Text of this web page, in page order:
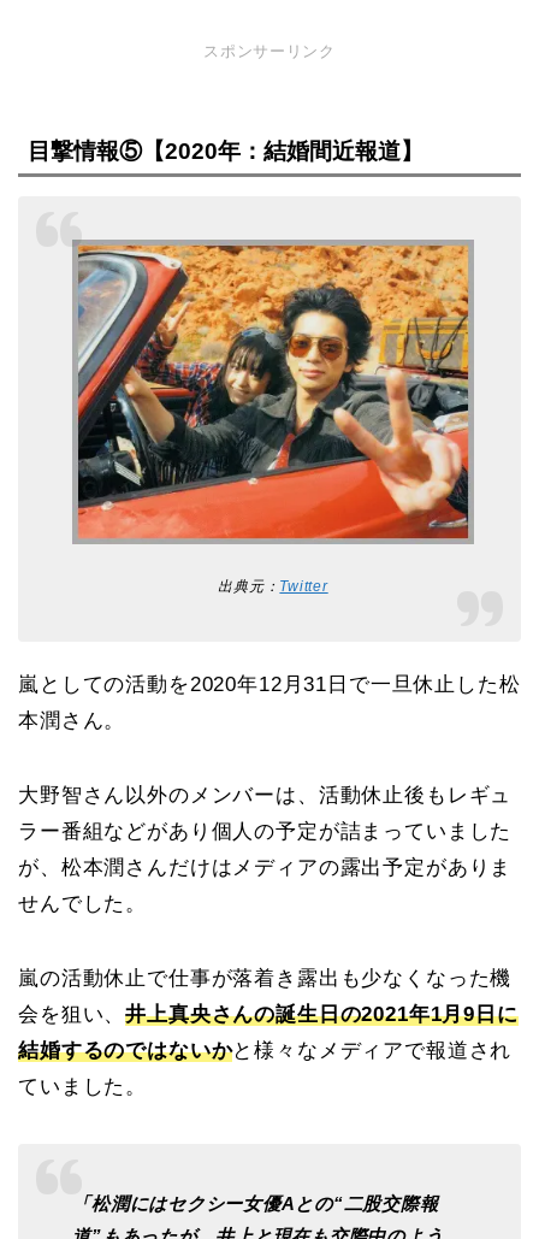
スポンサーリンク
目撃情報⑤【2020年：結婚間近報道】
出典元： Twitter
嵐としての活動を2020年12月31日で一旦休止した松
本潤さん。
大野智さん以外のメンバーは、活動休止後もレギュ
ラー番組などがあり個人の予定が詰まっていました
が、松本潤さんだけはメディアの露出予定がありま
せんでした。
嵐の活動休止で仕事が落着き露出も少なくなった機
会を狙い、井上真央さんの誕生日の2021年1月9日に
結婚するのではないかと様々なメディアで報道され
ていました。
「松潤にはセクシー女優Aとの“二股交際報